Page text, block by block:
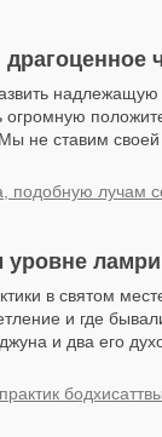
не ставим
подобную лучам
уровне
в святом
и где
и два его